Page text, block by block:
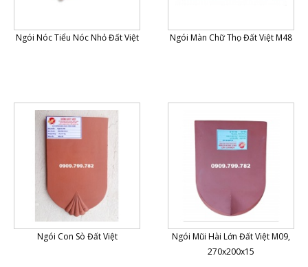
Ngói Nóc Tiểu Nóc Nhỏ Đất Việt Ngói Màn Chữ Thọ Đất Việt M48
Ngói Con Sò Đất Việt
Ngói Mũi Hài Lớn Đất Việt M09,
270x200x15